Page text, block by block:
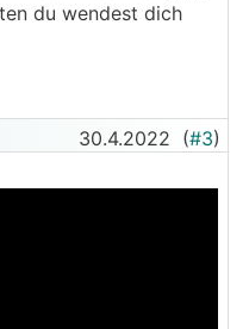
du wendest dich
30.4.2022 (#3)